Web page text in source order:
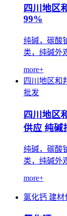
四川地区
99%
纯碱，碳酸
类，纯碱外
more+
四川地区和
批发
四川地区
供应 纯碱
纯碱，碳酸
类，纯碱外
more+
氯化钙 建材